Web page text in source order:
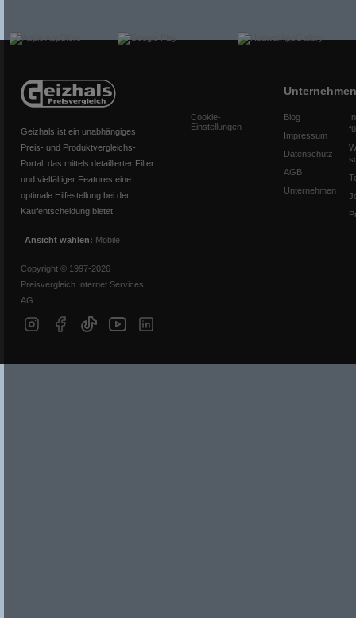
Geizhals ist ein unabhängiges
Preis- und Produktvergleichs-
Portal, das mittels detaillierter Filter
und vielfältiger Features eine
optimale Hilfestellung bei der
Kaufentscheidung bietet.
Ansicht wählen: Mobile
Copyright © 1997-2026
Preisvergleich Internet Services
AG
Cookie-
Einstellungen
Unternehmen
Blog
Impressum
Datenschutz
AGB
Unternehmen